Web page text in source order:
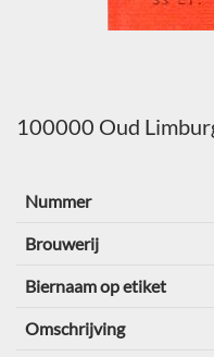
100000 Oud
Nummer
Brouwerij
Biernaam op etiket
Omschrijving